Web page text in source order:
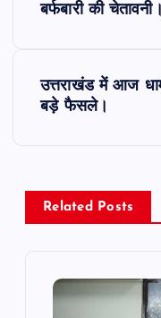
a
बर्फबारी की चेतावनी।
उत्तराखंड में आज
बड़े फैसले।
Related Posts